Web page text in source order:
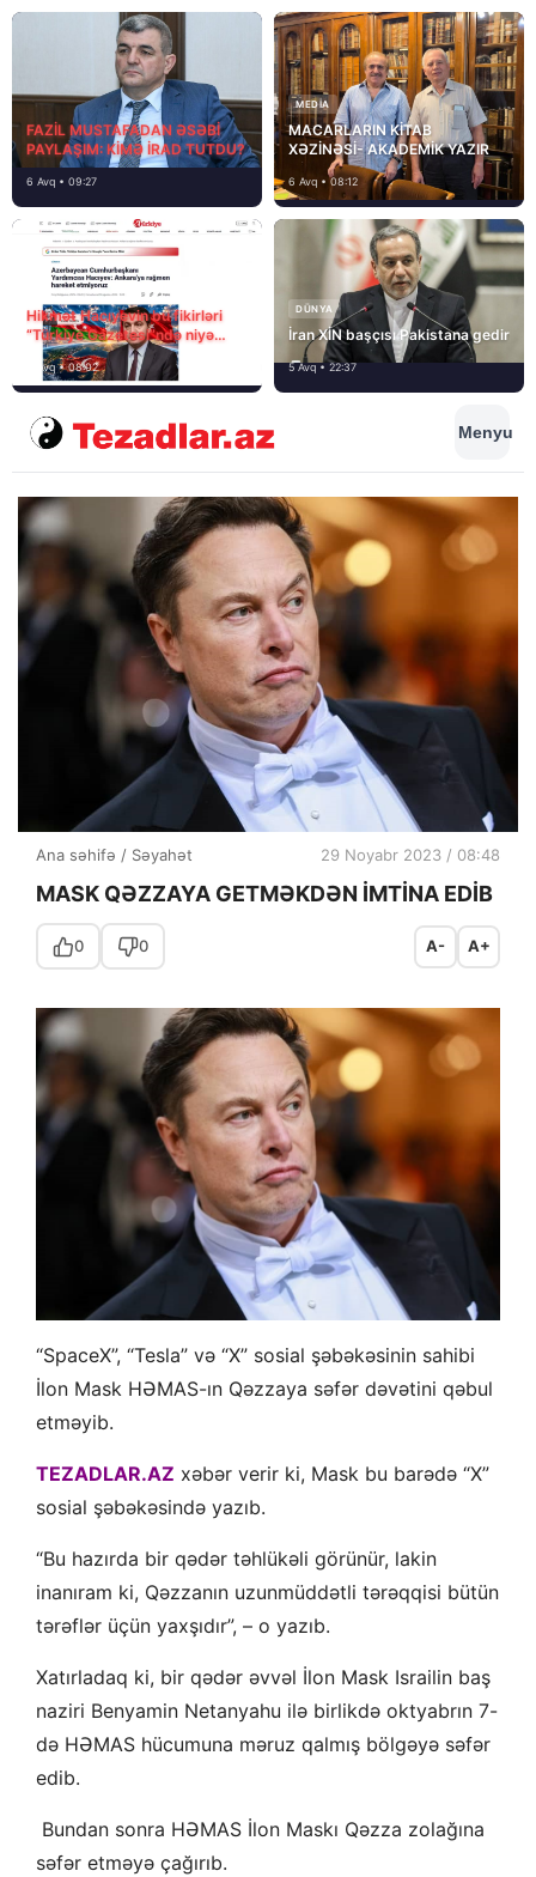
FAZİL MUSTAFADAN ƏSƏBİ
PAYLAŞIM: KİMƏ İRAD TUTDU?
6 Avq • 09:27
MEDİA
MACARLARIN KİTAB
XƏZİNƏSİ- AKADEMİK YAZIR
6 Avq • 08:12
Hikmət Hacıyevin bu fikirləri
“Türkiye Gazetesi”ndə niyə
təhrif edilib?
6 Avq • 08:02
DÜNYA
İran XİN başçısı Pakistana gedir
5 Avq • 22:37
Menyu
Ana səhifə / Səyahət 29 Noyabr 2023 / 08:48
MASK QƏZZAYA GETMƏKDƏN İMTİNA EDİB
0 0 A- A+
“SpaceX”, “Tesla” və “X” sosial şəbəkəsinin sahibi
İlon Mask HƏMAS-ın Qəzzaya səfər dəvətini qəbul
etməyib.
TEZADLAR.AZ xəbər verir ki, Mask bu barədə “X”
sosial şəbəkəsində yazıb.
“Bu hazırda bir qədər təhlükəli görünür, lakin
inanıram ki, Qəzzanın uzunmüddətli tərəqqisi bütün
tərəflər üçün yaxşıdır”, – o yazıb.
Xatırladaq ki, bir qədər əvvəl İlon Mask Israilin baş
naziri Benyamin Netanyahu ilə birlikdə oktyabrın 7-
də HƏMAS hücumuna məruz qalmış bölgəyə səfər
edib.
Bundan sonra HƏMAS İlon Maskı Qəzza zolağına
səfər etməyə çağırıb.